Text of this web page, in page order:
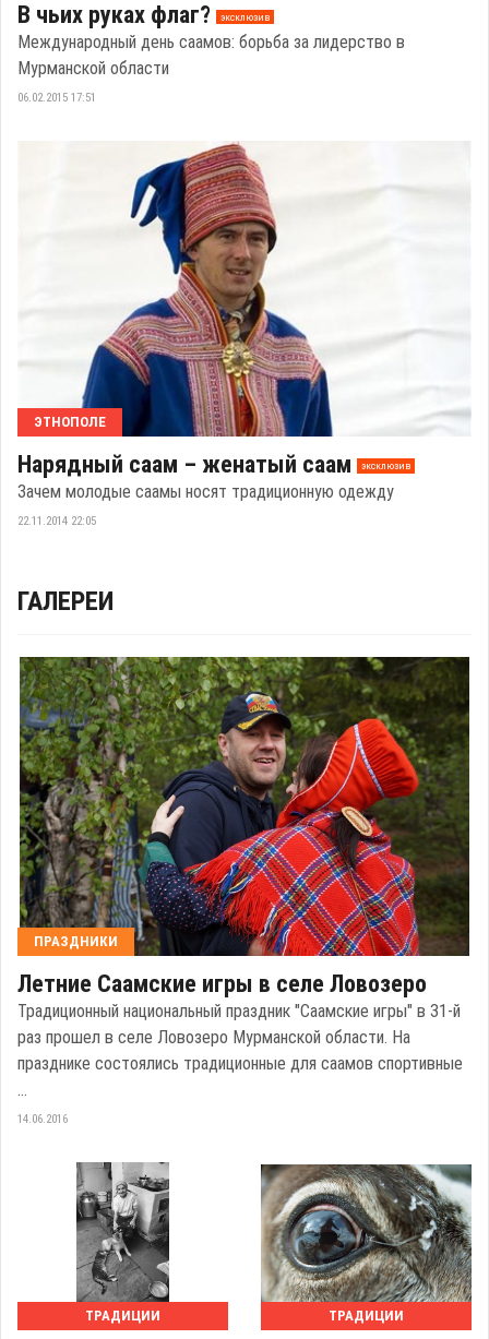
В чьих руках флаг? эксклюзив
Международный день саамов: борьба за лидерство в
Мурманской области
06.02.2015 17:51
ЭТНОПОЛЕ
Нарядный саам – женатый саам эксклюзив
Зачем молодые саамы носят традиционную одежду
22.11.2014 22:05
ГАЛЕРЕИ
ПРАЗДНИКИ
Летние Саамские игры в селе Ловозеро
Традиционный национальный праздник "Саамские игры" в 31-й
раз прошел в селе Ловозеро Мурманской области. На
празднике состоялись традиционные для саамов спортивные
...
14.06.2016
ТРАДИЦИИ ТРАДИЦИИ